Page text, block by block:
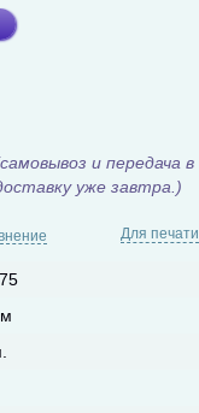
и передача в
уже завтра.)
Для печати